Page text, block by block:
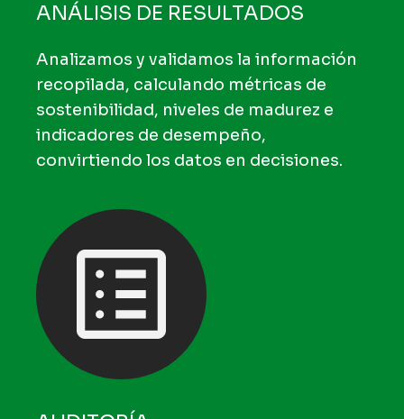
ANÁLISIS DE RESULTADOS
Analizamos y validamos la información
recopilada, calculando métricas de
sostenibilidad, niveles de madurez e
indicadores de desempeño,
convirtiendo los datos en decisiones.